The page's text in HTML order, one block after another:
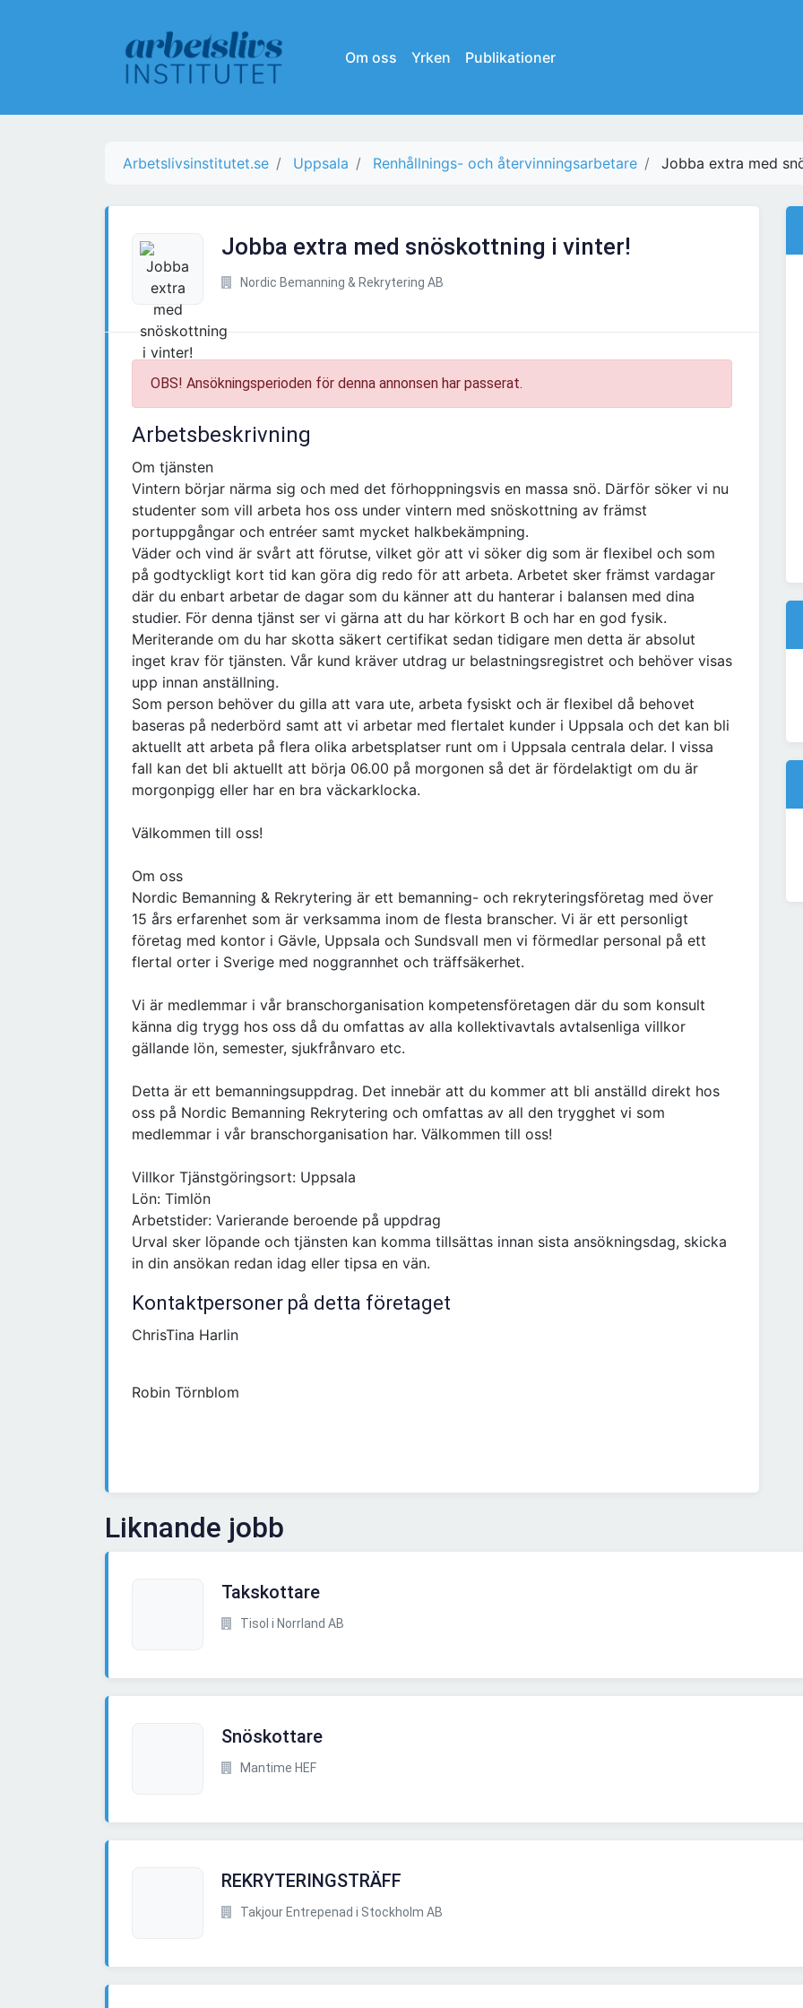
Om oss Yrken Publikationer
Arbetslivsinstitutet.se Uppsala Renhållnings- och återvinningsarbetare Jobba extra med
Jobba extra med snöskottning i vinter!
Nordic Bemanning & Rekrytering AB
OBS! Ansökningsperioden för denna annonsen har passerat.
Arbetsbeskrivning
Om tjänsten
Vintern börjar närma sig och med det förhoppningsvis en massa snö. Därför söker vi nu
studenter som vill arbeta hos oss under vintern med snöskottning av främst
portuppgångar och entréer samt mycket halkbekämpning.
Väder och vind är svårt att förutse, vilket gör att vi söker dig som är flexibel och som
på godtyckligt kort tid kan göra dig redo för att arbeta. Arbetet sker främst vardagar
där du enbart arbetar de dagar som du känner att du hanterar i balansen med dina
studier. För denna tjänst ser vi gärna att du har körkort B och har en god fysik.
Meriterande om du har skotta säkert certifikat sedan tidigare men detta är absolut
inget krav för tjänsten. Vår kund kräver utdrag ur belastningsregistret och behöver visas
upp innan anställning.
Som person behöver du gilla att vara ute, arbeta fysiskt och är flexibel då behovet
baseras på nederbörd samt att vi arbetar med flertalet kunder i Uppsala och det kan bli
aktuellt att arbeta på flera olika arbetsplatser runt om i Uppsala centrala delar. I vissa
fall kan det bli aktuellt att börja 06.00 på morgonen så det är fördelaktigt om du är
morgonpigg eller har en bra väckarklocka.
Välkommen till oss!
Om oss
Nordic Bemanning & Rekrytering är ett bemanning- och rekryteringsföretag med över
15 års erfarenhet som är verksamma inom de flesta branscher. Vi är ett personligt
företag med kontor i Gävle, Uppsala och Sundsvall men vi förmedlar personal på ett
flertal orter i Sverige med noggrannhet och träffsäkerhet.
Vi är medlemmar i vår branschorganisation kompetensföretagen där du som konsult
känna dig trygg hos oss då du omfattas av alla kollektivavtals avtalsenliga villkor
gällande lön, semester, sjukfrånvaro etc.
Detta är ett bemanningsuppdrag. Det innebär att du kommer att bli anställd direkt hos
oss på Nordic Bemanning Rekrytering och omfattas av all den trygghet vi som
medlemmar i vår branschorganisation har. Välkommen till oss!
Villkor Tjänstgöringsort: Uppsala
Lön: Timlön
Arbetstider: Varierande beroende på uppdrag
Urval sker löpande och tjänsten kan komma tillsättas innan sista ansökningsdag, skicka
in din ansökan redan idag eller tipsa en vän.
Kontaktpersoner på detta företaget
ChrisTina Harlin
Robin Törnblom
Liknande jobb
Takskottare
Tisol i Norrland AB
Snöskottare
Mantime HEF
REKRYTERINGSTRÄFF
Takjour Entrepenad i Stockholm AB